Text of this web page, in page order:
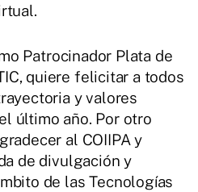
Patrocinador Plata de
quiere felicitar a todos
y valores
último año. Por otro
al COIIPA y
de divulgación y
de las Tecnologías